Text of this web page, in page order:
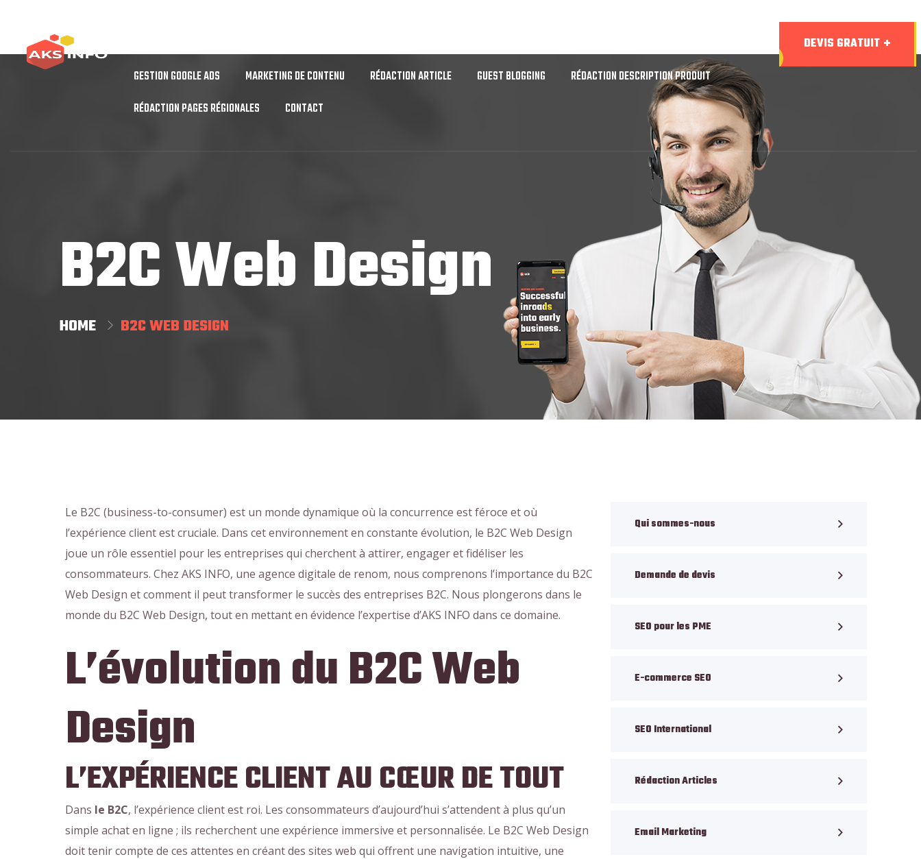
GESTION GOOGLE ADS
MARKETING DE CONTENU RÉDACTION ARTICLE GUEST BLOGGING
RÉDACTION DESCRIPTION PRODUIT
RÉDACTION PAGES RÉGIONALES
CONTACT
DEVIS GRATUIT
B2C Web Design
HOME B2C WEB DESIGN
Le B2C (business-to-consumer) est un monde dynamique où la concurrence est féroce et où
l’expérience client est cruciale. Dans cet environnement en constante évolution, le B2C Web Design
joue un rôle essentiel pour les entreprises qui cherchent à attirer, engager et fidéliser les
consommateurs. Chez AKS INFO, une agence digitale de renom, nous comprenons l’importance du B2C
Web Design et comment il peut transformer le succès des entreprises B2C. Nous plongerons dans le
monde du B2C Web Design, tout en mettant en évidence l’expertise d’AKS INFO dans ce domaine.
L’évolution du B2C Web
Design
L’EXPÉRIENCE CLIENT AU CŒUR DE TOUT
Dans le B2C, l’expérience client est roi. Les consommateurs d’aujourd’hui s’attendent à plus qu’un
simple achat en ligne ; ils recherchent une expérience immersive et personnalisée. Le B2C Web Design
doit tenir compte de ces attentes en créant des sites web qui offrent une navigation intuitive, une
Qui sommes-nous
Demande de devis
SEO pour les PME
E-commerce SEO
SEO International
Rédaction Articles
Email Marketing